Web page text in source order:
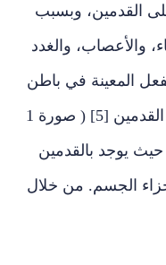
القدمين، وبسبب
والأعصاب، والغدد
المعينة في باطن
القدم والأصابع وأطرافها وجوانب القدمين [5] ( صورة 1
يوجد بالقدمين
الجسم. من خلال